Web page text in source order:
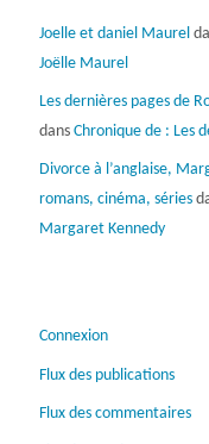
Joelle et daniel Maurel
Joëlle Maurel
Les dernières pages de
dans Chronique de : Les
Divorce à l’anglaise,
romans, cinéma, séries
Margaret Kennedy
Connexion
Flux des publications
Flux des commentaires